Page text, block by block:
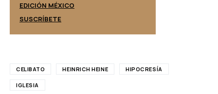
EDICIÓN MÉXICO
SUSCRÍBETE
CELIBATO HEINRICH HEINE HIPOCRESÍA
IGLESIA